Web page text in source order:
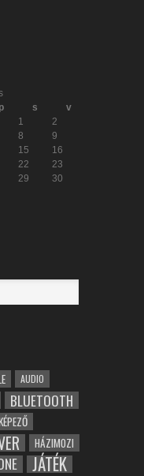
p s
v
1
2
8
9
15
16
22
23
29
30
AUDIO
BLUETOOTH
HÁZIMOZI
JÁTÉK